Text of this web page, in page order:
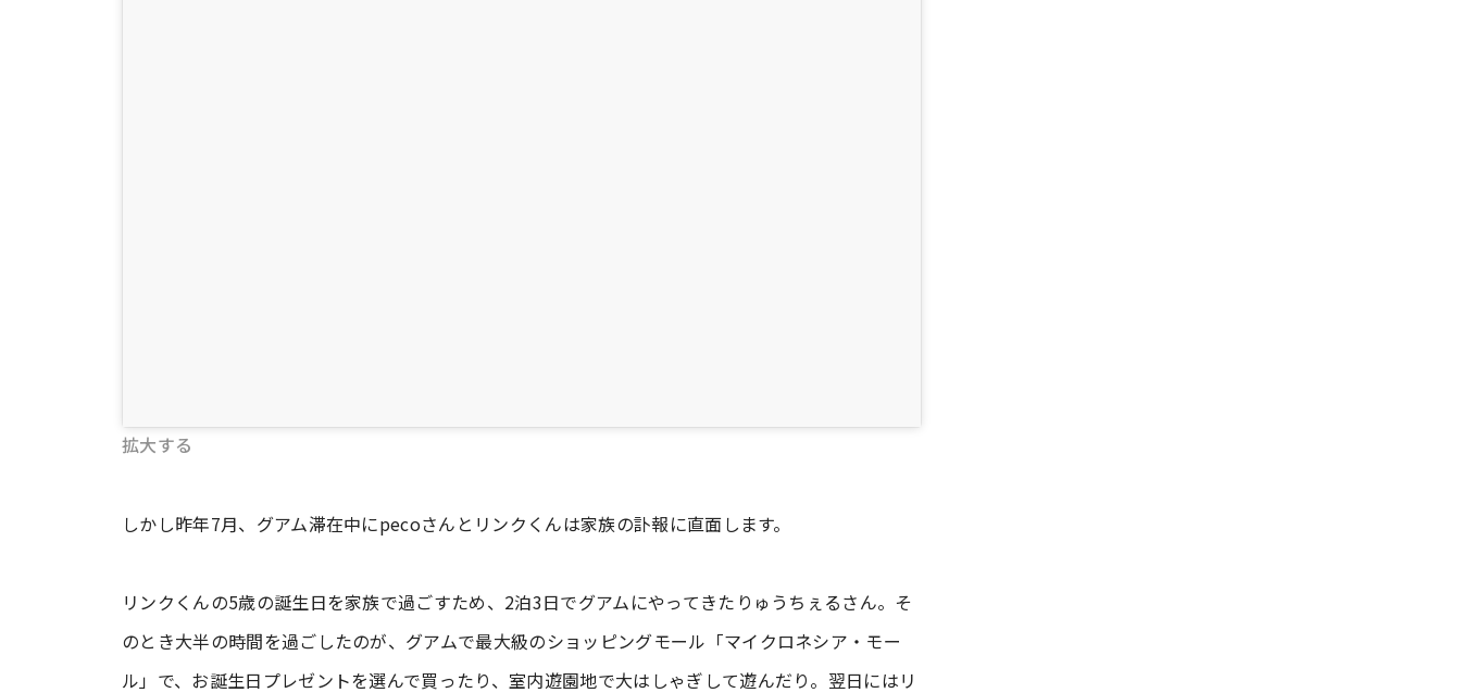
拡大する
しかし昨年7月、グアム滞在中にpecoさんとリンクくんは家族の訃報に直面します。
リンクくんの5歳の誕生日を家族で過ごすため、2泊3日でグアムにやってきたりゅうちぇるさん。そ
のとき大半の時間を過ごしたのが、グアムで最大級のショッピングモール「マイクロネシア・モー
ル」で、お誕生日プレゼントを選んで買ったり、室内遊園地で大はしゃぎして遊んだり。翌日にはリ